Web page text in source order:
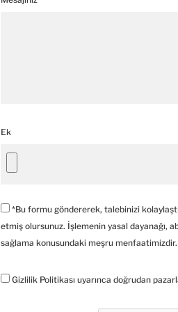
Ek
*Bu formu göndererek, talebinizi
etmiş olursunuz. İşlemenin yasal dayanağı,
sağlama konusundaki meşru
Gizlilik Politikası uyarınca doğrudan